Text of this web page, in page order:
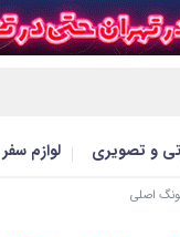
و تصویری لوازم